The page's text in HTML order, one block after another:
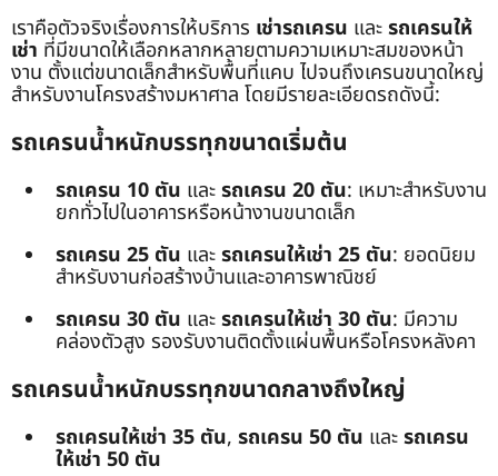
เราคือตัวจริงเรื่องการให้บริการ เช่ารถเครน และรถเครนให้
เช่า ที่มีขนาดให้เลือกหลากหลายตามความเหมาะสมของหน้า
งาน ตั้งแต่ขนาดเล็กสำหรับพื้นที่แคบ ไปจนถึงเครนขนาดใหญ่
สำหรับงานโครงสร้างมหาศาล โดยมีรายละเอียดรถดังนี้:
รถเครนน้ำหนักบรรทุกขนาดเริ่มต้น
รถเครน 10 ตัน และรถเครน 20 ตัน: เหมาะสำหรับงาน
ยกทั่วไปในอาคารหรือหน้างานขนาดเล็ก
รถเครน 25 ตัน และรถเครนให้เช่า 25 ตัน: ยอดนิยม
สำหรับงานก่อสร้างบ้านและอาคารพาณิชย์
รถเครน 30 ตัน และรถเครนให้เช่า 30 ตัน: มีความ
คล่องตัวสูง รองรับงานติดตั้งแผ่นพื้นหรือโครงหลังคา
รถเครนน้ำหนักบรรทุกขนาดกลางถึงใหญ่
รถเครนให้เช่า 35 ตัน, รถเครน 50 ตัน และรถเครน
ให้เช่า 50 ตัน